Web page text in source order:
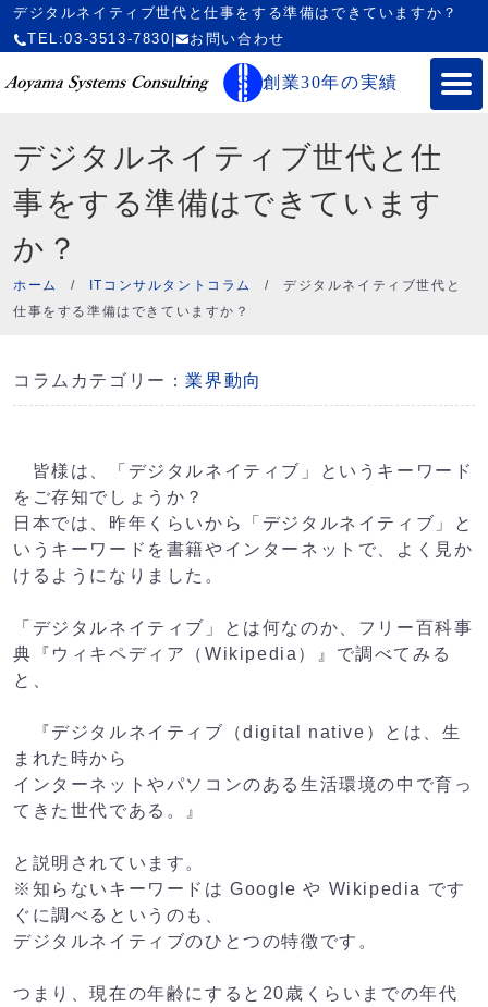
デジタルネイティブ世代と仕事をする準備はできていますか？
TEL:03-3513-7830
お問い合わせ
創業30年の実績
デジタルネイティブ世代と仕
事をする準備はできています
か？
ホーム / ITコンサルタントコラム /デジタルネイティブ世代と
仕事をする準備はできていますか？
コラムカテゴリー：業界動向
皆様は、「デジタルネイティブ」というキーワード
をご存知でしょうか？
日本では、昨年くらいから「デジタルネイティブ」と
いうキーワードを書籍やインターネットで、よく見か
けるようになりました。
「デジタルネイティブ」とは何なのか、フリー百科事
典『ウィキペディア（Wikipedia）』で調べてみる
と、
『デジタルネイティブ（digital native）とは、生
まれた時から
インターネットやパソコンのある生活環境の中で育っ
てきた世代である。』
と説明されています。
※知らないキーワードは Google や Wikipedia です
ぐに調べるというのも、
デジタルネイティブのひとつの特徴です。
つまり、現在の年齢にすると20歳くらいまでの年代